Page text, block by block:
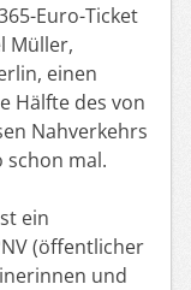
Euro-Ticket
Müller,
einen
Hälfte des von
Nahverkehrs
schon mal.
ein
(öffentlicher
und